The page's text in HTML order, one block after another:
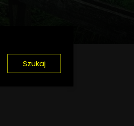
Szukaj